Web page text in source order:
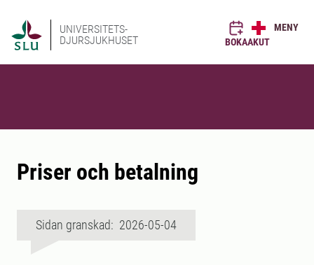
UNIVERSITETS-
DJURSJUKHUSET
BOKAAKUT
MENY
Priser och betalning
Sidan granskad: 2026-05-04